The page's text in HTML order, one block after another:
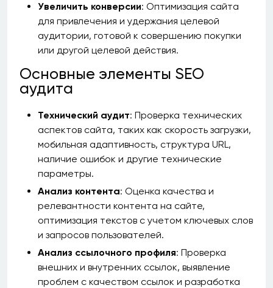
Увеличить конверсии: Оптимизация сайта
для привлечения и удержания целевой
аудитории, готовой к совершению покупки
или другой целевой действия.
Основные элементы SEO
аудита
Технический аудит: Проверка технических
аспектов сайта, таких как скорость загрузки,
мобильная адаптивность, структура URL,
наличие ошибок и другие технические
параметры.
Анализ контента: Оценка качества и
релевантности контента на сайте,
оптимизация текстов с учетом ключевых слов
и запросов пользователей.
Анализ ссылочного профиля: Проверка
внешних и внутренних ссылок, выявление
проблем с качеством ссылок и разработка